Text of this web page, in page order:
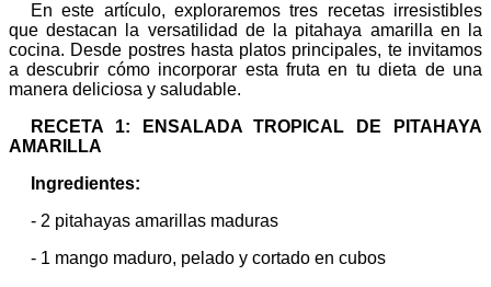
En este artículo, exploraremos tres recetas irresistibles
que destacan la versatilidad de la pitahaya amarilla en la
cocina. Desde postres hasta platos principales, te invitamos
a descubrir cómo incorporar esta fruta en tu dieta de una
manera deliciosa y saludable.
RECETA 1: ENSALADA TROPICAL DE PITAHAYA
AMARILLA
Ingredientes:
- 2 pitahayas amarillas maduras
- 1 mango maduro, pelado y cortado en cubos